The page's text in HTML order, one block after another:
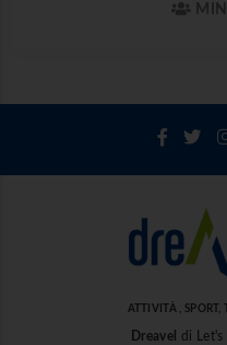
ATTIVITÀ , SPORT,
Dreavel
di